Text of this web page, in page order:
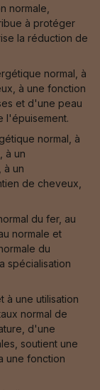
normale,
à protéger
la réduction de
normal, à
à une fonction
et d'une peau
l'épuisement.
normal, à
à un
à un
de cheveux,
du fer, au
normale et
du
spécialisation
à une utilisation
normal de
d'une
soutient une
une fonction